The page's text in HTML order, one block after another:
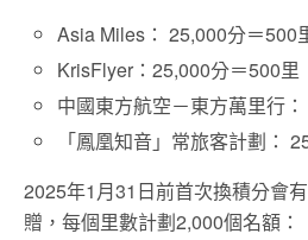
Asia Miles： 25,000分＝500
KrisFlyer：25,000分＝500里
中國東方航空－東方萬里行
「鳳凰知音」常旅客計劃：
2025年1月31日前首次換積分會
贈，每個里數計劃2,000個名額：